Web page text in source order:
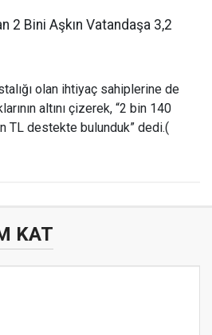
2 Bini Aşkın Vatandaşa 3,2
olan ihtiyaç sahiplerine de
altını çizerek, “2 bin 140
TL destekte bulunduk” dedi.(
KAT